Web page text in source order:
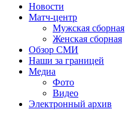
Новости
Матч-центр
Мужская сборная
Женская сборная
Обзор СМИ
Наши за границей
Медиа
Фото
Видео
Электронный архив